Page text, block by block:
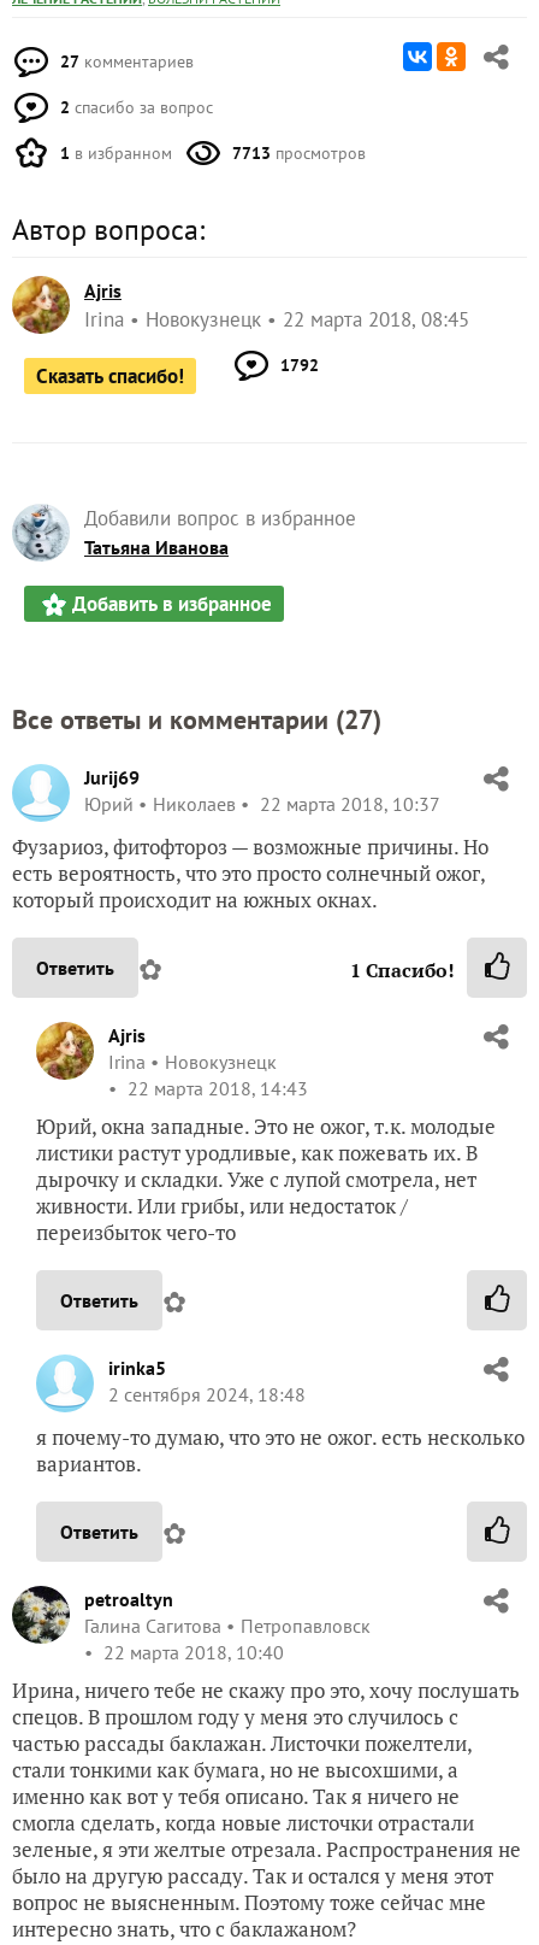
27 комментариев
2 спасибо за вопрос
1 в избранном 7713 просмотров
Автор вопроса:
Ajris
Irina Новокузнецк 22 марта 2018, 08:45
Сказать спасибо! 1792
Добавили вопрос в избранное
Татьяна Иванова
Добавить в избранное
Все ответы и комментарии (27)
Jurij69
Юрий
Николаев 22 марта 2018, 10:37
Фузариоз, фитофтороз — возможные причины. Но
есть вероятность, что это просто солнечный ожог,
который происходит на южных окнах.
Ответить ✿ 1 Спасибо!
Ajris
Irina
Новокузнецк
22 марта 2018, 14:43
Юрий, окна западные. Это не ожог, т.к. молодые
листики растут уродливые, как пожевать их. В
дырочку и складки. Уже с лупой смотрела, нет
живности. Или грибы, или недостаток /
переизбыток чего-то
Ответить ✿
irinka5
2 сентября 2024, 18:48
я почему-то думаю, что это не ожог. есть несколько
вариантов.
Ответить ✿
petroaltyn
Галина Сагитова
Петропавловск
22 марта 2018, 10:40
Ирина, ничего тебе не скажу про это, хочу послушать
спецов. В прошлом году у меня это случилось с
частью рассады баклажан. Листочки пожелтели,
стали тонкими как бумага, но не высохшими, а
именно как вот у тебя описано. Так я ничего не
смогла сделать, когда новые листочки отрастали
зеленые, я эти желтые отрезала. Распространения не
было на другую рассаду. Так и остался у меня этот
вопрос не выясненным. Поэтому тоже сейчас мне
интересно знать, что с баклажаном?